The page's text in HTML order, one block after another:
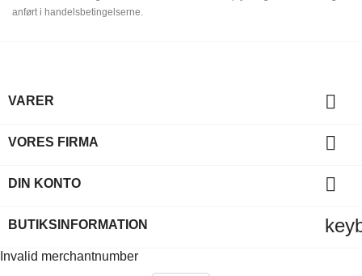
anført i handelsbetingelserne.
VARER 
VORES FIRMA 
DIN KONTO 
BUTIKSINFORMATION
Invalid merchantnumber